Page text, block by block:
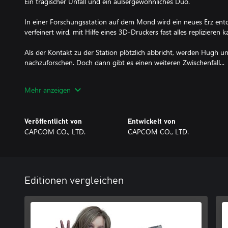
In einer Forschungsstation auf dem Mond wird ein neues Erz
verfeinert wird, mit Hilfe eines 3D-Druckers fast alles replizieren
Als der Kontakt zu der Station plötzlich abbricht, werden Hugh
nachzuforschen. Doch dann gibt es einen weiteren Zwischenfall...
müssen sich verbünden, um einen Weg zur Erde zu finden. Dabei
Über den Mondhorizont erstrecken sich halbfertige Nachbauten
Kontrolliere Hugh, der sich bewegt, schießt und springt,
Hacking kontrollierst.
Dich erwartet ein erfrischend neuer Mix von verschiedenen
Mehr anzeigen
Veröffentlicht von
CAPCOM CO., LTD.
Entwickelt von
CAPCOM CO., LTD.
Editionen vergleichen